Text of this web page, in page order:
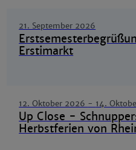
21. September 2026
Erstimarkt
12. Oktober 2026 - 14.
Up Close -
Herbstferien von